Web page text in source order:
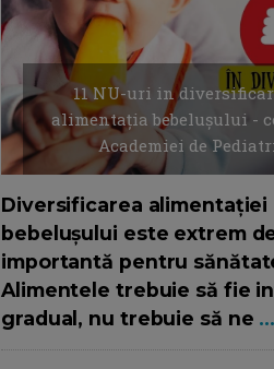
11 NU-uri in
alimentația bebelușului -
Academiei de
Diversificarea alimentației
bebelușului este extrem
importantă pentru
Alimentele trebuie să fie
gradual, nu trebuie să ne